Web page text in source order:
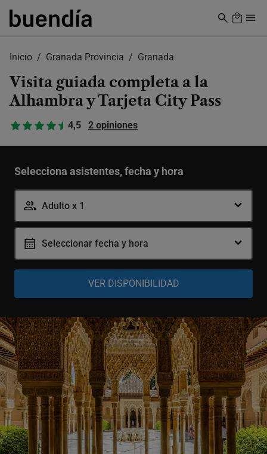
Skip
Inicio Granada Provincia Granada
Visita guiada completa a la
Alhambra y Tarjeta City Pass
4,5 2 opiniones
Selecciona asistentes, fecha y hora
Adulto x 1
Adulto
12-99 años -
Seleccionar fecha y hora